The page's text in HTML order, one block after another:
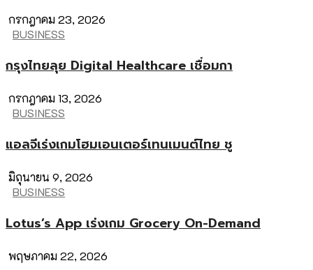
กรกฎาคม 23, 2026
BUSINESS
กรุงไทยลุย Digital Healthcare เชื่อมกา
กรกฎาคม 13, 2026
BUSINESS
แอลจีเร่งเกมโฮมเอนเตอร์เทนเมนต์ไทย ชู
มิถุนายน 9, 2026
BUSINESS
Lotus’s App เร่งเกม Grocery On-Demand
พฤษภาคม 22, 2026